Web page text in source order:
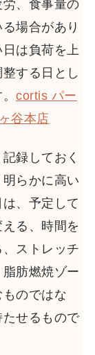
、食事量の
場合があり
は負荷を上
する日とし
。cortis パー
谷本店
録しておく
らかに高い
、予定して
る、時間を
ストレッチ
肪燃焼ゾー
のではな
せるもので